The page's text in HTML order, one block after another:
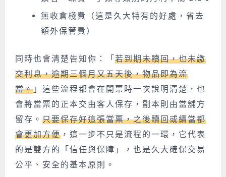
無收倉棧費（這是久大特有的好處，省去
額外保管費）
同時也會清楚告知你：「 若到期未贖回，也未繳
交利息，逾期三個月又五天後，物品即為流
當。 」這些流程都會在開票時一次說明清楚，也
會將當票的正本交由客人保存，副本則由當舖方
留存。 只要保存好這張當票，之後贖回或續當都
會更加方便 ，這一步不只是流程的一環，它代表
的是雙方的「信任與保障」，也是久大確保交易
公平、安全的基本原則。